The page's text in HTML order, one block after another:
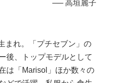
── 高垣麗子
まれ。「プチセブン」の
後、トップモデルとして
は「Marisol」ほか数々の